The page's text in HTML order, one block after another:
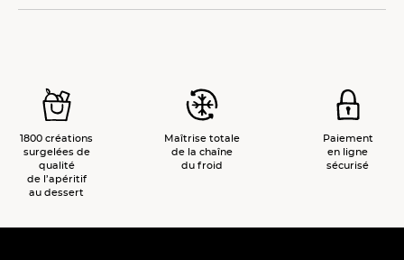
1800 créations
surgelées de
qualité
de l’apéritif
au dessert
Maîtrise totale
de la chaîne
du froid
Paiement
en ligne
sécurisé